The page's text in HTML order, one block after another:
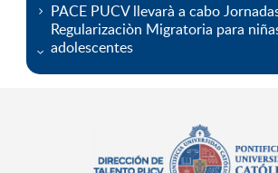
PACE PUCV llevarà a cabo
Regularizaciòn Migratoria para
adolescentes